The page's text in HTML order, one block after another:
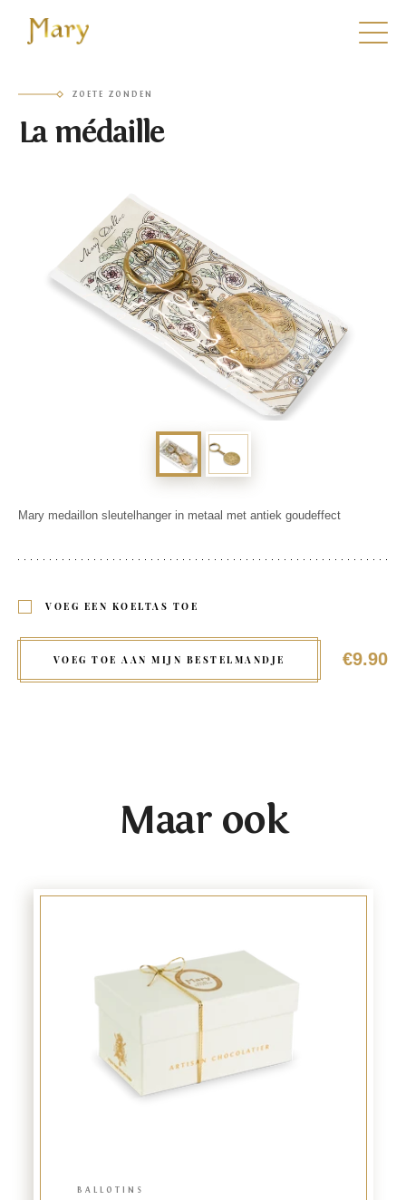
Mary
ZOETE ZONDEN
La médaille
Mary medaillon sleutelhanger in metaal met antiek goudeffect
VOEG EEN KOELTAS TOE
VOEG TOE AAN MIJN BESTELMANDJE €9.90
Maar ook
BALLOTINS